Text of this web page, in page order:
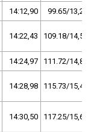
14:12,90 99.65/13,2
14:22,43 109.18/14,5
14:24,97 111.72/14,8
14:28,98 115.73/15,4
14:30,50 117.25/15,6